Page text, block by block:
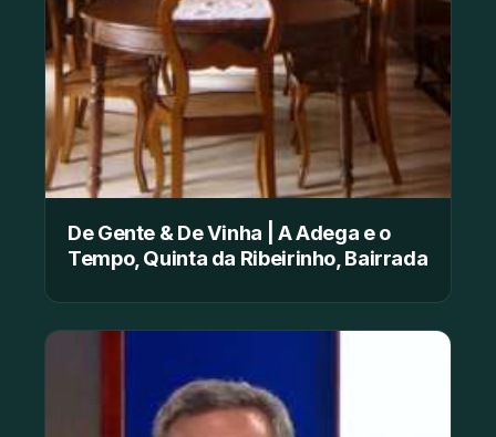
De Gente & De Vinha | A Adega e o
Tempo, Quinta da Ribeirinho, Bairrada